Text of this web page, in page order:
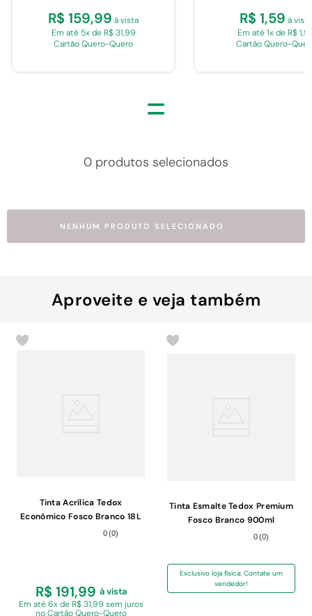
R$ 159,99 à vista
Em até 5x de R$ 31,99
Cartão Quero-Quero
R$ 1,59 à vista
Em até 1x de R$
Cartão Quero-
=
0 produtos selecionados
NENHUM PRODUTO SELECIONADO
Aproveite e veja também
Tinta Acrílica Tedox
Econômico Fosco Branco 18L
0(0)
R$ 191,99 à vista
Em até 6x de R$ 31,99 sem juros
no Cartão Quero-Quero
Tinta Esmalte Tedox Premium
Fosco Branco 900ml
0(0)
Exclusivo loja física: Contate um
vendedor!